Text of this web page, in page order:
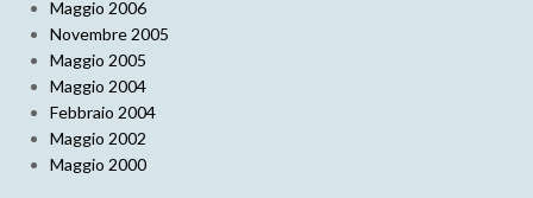
Maggio 2006
Novembre 2005
Maggio 2005
Maggio 2004
Febbraio 2004
Maggio 2002
Maggio 2000